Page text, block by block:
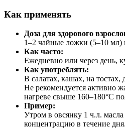
Как применять
Доза для здорового
1–2 чайные ложки (5–10 мл)
Как часто:
Ежедневно или через день,
Как употреблять:
В салатах, кашах, на тостах,
Не рекомендуется активно
нагреве свыше 160–180°C
Пример:
Утром в овсянку 1 ч.л.
концентрацию в течение дня.